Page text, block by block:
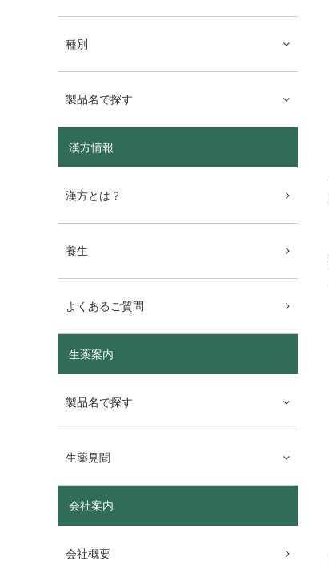
種別
製品名で探す
漢方情報
漢方とは？
養生
よくあるご質問
生薬案内
製品名で探す
生薬見聞
会社案内
会社概要